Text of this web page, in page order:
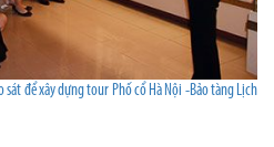
để xây dựng tour Phố cổ Hà Nội -Bảo tàng Lịch